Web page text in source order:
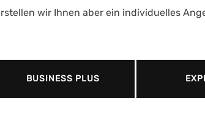
wir Ihnen aber ein individuelles
BUSINESS PLUS